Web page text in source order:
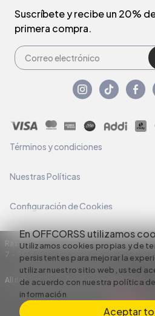
En OFFCORSS utilizamos
Utilizamos cookies propias y de
persistentes para mejorar la
utilizar nuestro sitio web, usted
de acuerdo con nuestra política
información
Aceptar
Suscríbete y recibe un 20%
primera compra.
Términos y condiciones
Nuestras Políticas
Configuración de Cookies
Razón Social: C.I HERMECO S.A. NIT:
7 – 35
All rights reserved empowered by